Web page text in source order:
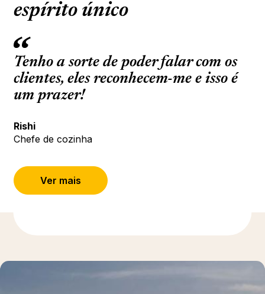
espírito único
Tenho a sorte de poder falar com os
clientes, eles reconhecem-me e isso é
um prazer!
Rishi
Chefe de cozinha
Ver mais